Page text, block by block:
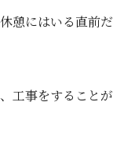
憩にはいる直前だ
工事をすることが